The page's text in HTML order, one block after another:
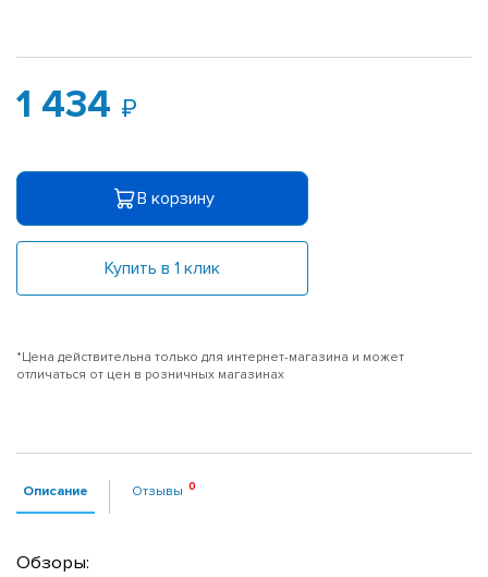
1 434
В корзину
Купить в 1 клик
*Цена действительна только для интернет-магазина и может
отличаться от цен в розничных магазинах
Описание Отзывы
Обзоры: